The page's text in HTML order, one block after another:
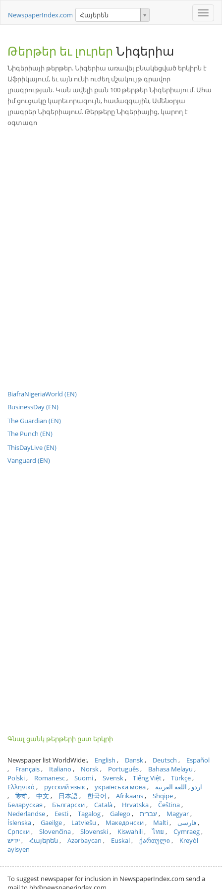
Toggle
NewspaperIndex.com Հայերեն
Թերթեր եւ լուրեր Նիգերիա
Նիգերիայի թերթեր. Նիգերիա առավել բնակեցված երկիրն է
Աֆրիկայում, եւ այն ունի ուժեղ մշակույթ գրավոր
լրագրության. Կան ավելի քան 100 թերթեր Նիգերիայում. Ահա
իմ ցուցակը կարեւորագույն, համազգային, Ամենօրյա
լրագրեր Նիգերիայում. Թերթերը Նիգերիայից, կարող է
օգտագո
BiafraNigeriaWorld (EN)
BusinessDay (EN)
The Guardian (EN)
The Punch (EN)
ThisDayLive (EN)
Vanguard (EN)
Գնալ ցանկ թերթերի ըստ երկրի
Newspaper list WorldWide: English Dansk Deutsch
Español
Français
Italiano Norsk Português
Bahasa Melayu
Polski
Romanesc Suomi Svensk Tiếng Việt
Türkçe
Ελληνικά
русский язык українська мова اردو
اللغة العربية
हिन्दी
中文 日本語 한국어 Afrikaans
Shqipe
Беларуская
Български Català Hrvatska
Čeština
Nederlandse
Eesti Tagalog Galego עברית
Magyar
Íslenska
Gaeilge Latviešu Македонски Malti
فارسی
Српски
Slovenčina Slovenski Kiswahili ไทย
Cymraeg
ייִדיש
Հայերեն Azərbaycan Euskal ქართული
Kreyòl
ayisyen
To suggest newspaper for inclusion in NewspaperIndex.com send a